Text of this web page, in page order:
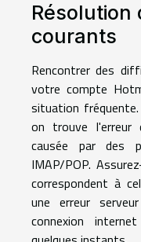
Résolution
courants
Rencontrer des
votre compte
situation
on trouve l'erreur
causée par des
IMAP/POP.
correspondent à
une erreur
connexion